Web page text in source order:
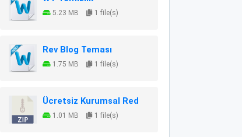
5.23 MB 1 file(s)
Rev Blog Teması
1.75 MB 1 file(s)
Ücretsiz Kurumsal Red
1.01 MB 1 file(s)